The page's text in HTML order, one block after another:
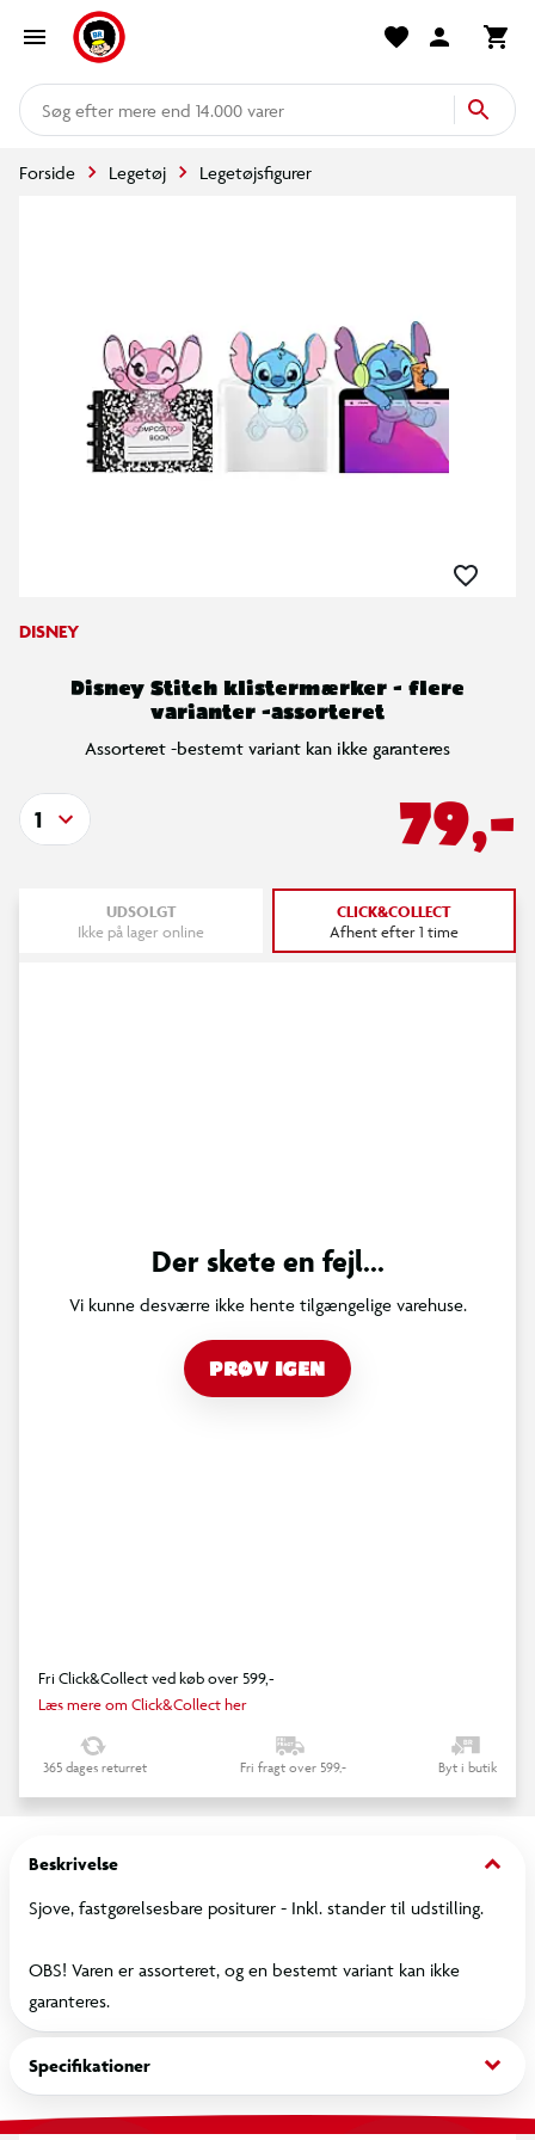
mere end 14.000 varer
Forside Legetøj Legetøjsfigurer
DISNEY
Disney Stitch klistermærker - flere
varianter -assorteret
Assorteret -bestemt variant kan ikke garanteres
79,-
1
UDSOLGT
Ikke på lager online
CLICK&COLLECT
Afhent efter 1 time
Der skete en fejl...
Vi kunne desværre ikke hente tilgængelige varehuse.
PRØV IGEN
Fri Click&Collect ved køb over 599,-
Læs mere om Click&Collect her
365 dages returret Fri fragt over 599,- Byt i butik
Beskrivelse keyboard_arrow_down
Sjove, fastgørelsesbare positurer - Inkl. stander til udstilling.
OBS! Varen er assorteret, og en bestemt variant kan ikke
garanteres.
Specifikationer keyboard_arrow_down